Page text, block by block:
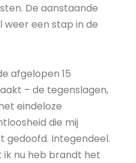
De aanstaande
weer een stap in de
afgelopen 15
– de tegenslagen,
eindeloze
die mij
gedoofd. Integendeel.
nu heb brandt het